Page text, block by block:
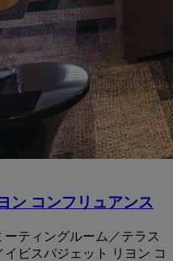
ン コンフリュアンス
ティングルーム／テラス
ビスバジェット リヨン コ